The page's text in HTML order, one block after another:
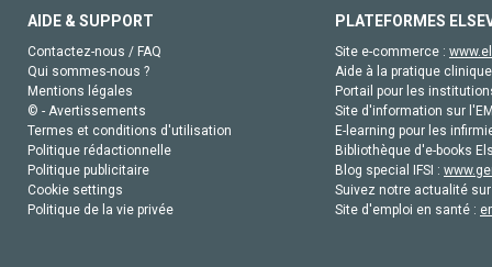
AIDE & SUPPORT
Contactez-nous / FAQ
Qui sommes-nous ?
Mentions légales
© - Avertissements
Termes et conditions d'utilisation
Politique rédactionnelle
Politique publicitaire
Cookie settings
Politique de la vie privée
PLATEFORMES
Site e-commerce :
Aide à la pratique
Portail pour les
Site d'information sur
E-learning pour les
Bibliothèque d'e-books
Blog special IFSI :
Suivez notre actualité
Site d'emploi en santé :